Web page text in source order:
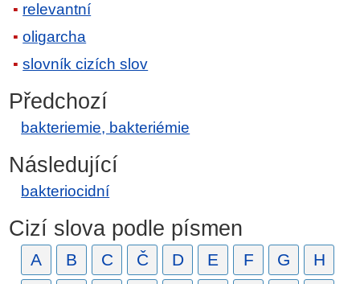
relevantní
oligarcha
slovník cizích slov
Předchozí
bakteriemie, bakteriémie
Následující
bakteriocidní
Cizí slova podle písmen
A B C Č D E F G
H